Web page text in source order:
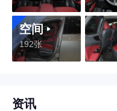
空间
192张
资讯